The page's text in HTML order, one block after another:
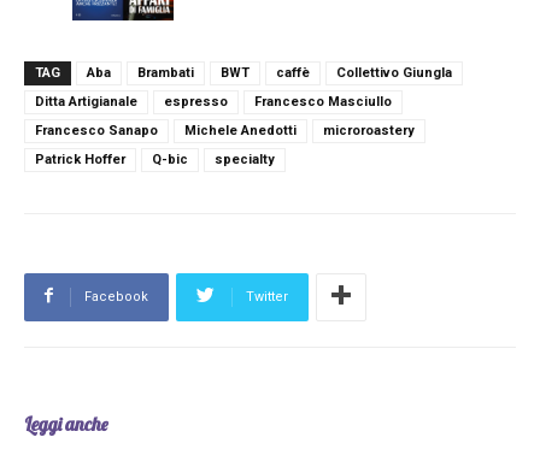
TAG Aba Brambati BWT caffè
Collettivo Giungla
Ditta Artigianale
espresso
Francesco Masciullo
Francesco Sanapo
Michele Anedotti
microroastery
Patrick Hoffer
Q-bic specialty
Facebook Twitter
Leggi anche